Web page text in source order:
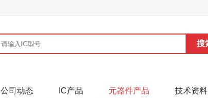
公司动态 IC产品 元器件产品 技术资料